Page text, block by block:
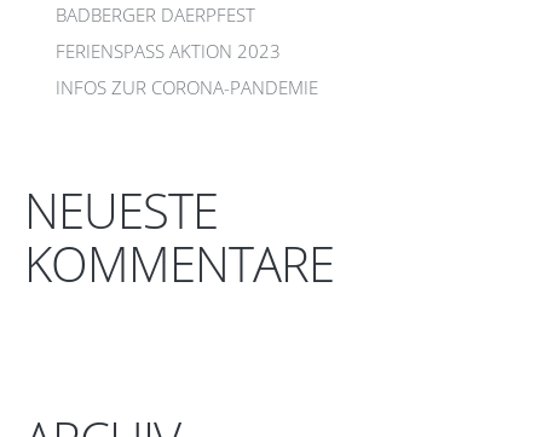
BADBERGER DAERPFEST
FERIENSPASS AKTION 2023
INFOS ZUR CORONA-PANDEMIE
NEUESTE
KOMMENTARE